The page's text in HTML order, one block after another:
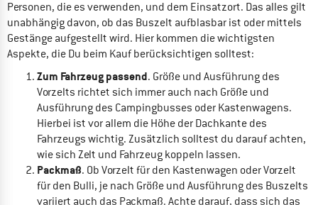
Personen, die es verwenden, und dem Einsatzort. Das alles gilt
unabhängig davon, ob das Buszelt aufblasbar ist oder mittels
Gestänge aufgestellt wird. Hier kommen die wichtigsten
Aspekte, die Du beim Kauf berücksichtigen solltest:
Zum Fahrzeug passend. Größe und Ausführung des
Vorzelts richtet sich immer auch nach Größe und
Ausführung des Campingbusses oder Kastenwagens.
Hierbei ist vor allem die Höhe der Dachkante des
Fahrzeugs wichtig. Zusätzlich solltest du darauf achten,
wie sich Zelt und Fahrzeug koppeln lassen.
Packmaß. Ob Vorzelt für den Kastenwagen oder Vorzelt
für den Bulli, je nach Größe und Ausführung des Buszelts
variiert auch das Packmaß. Achte darauf, dass sich das